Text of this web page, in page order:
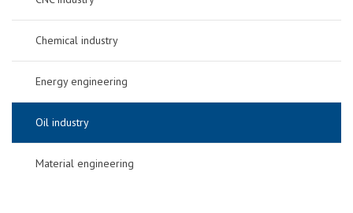
Chemical industry
Energy engineering
Oil industry
Material engineering